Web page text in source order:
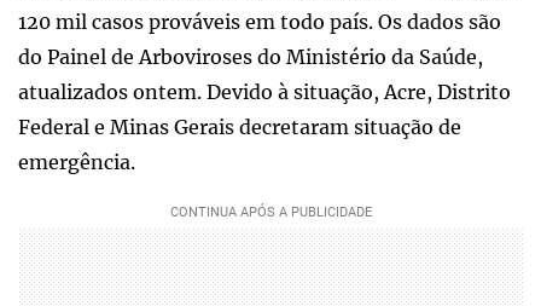
120 mil casos prováveis em todo país. Os dados são
do Painel de Arboviroses do Ministério da Saúde,
atualizados ontem. Devido à situação, Acre, Distrito
Federal e Minas Gerais decretaram situação de
emergência.